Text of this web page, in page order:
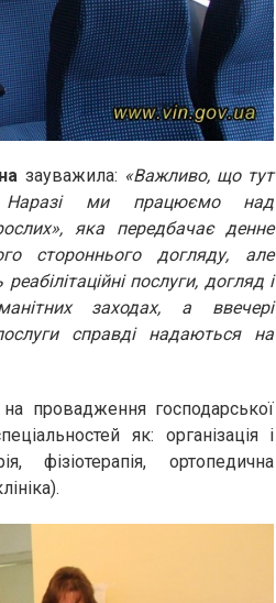
зауважила: «Важливо, що тут
Наразі ми працюємо над
яка передбачає денне
стороннього догляду, але
послуги, догляд і
заходах, а ввечері
справді надаються на
провадження господарської
як: організація і
фізіотерапія, ортопедична